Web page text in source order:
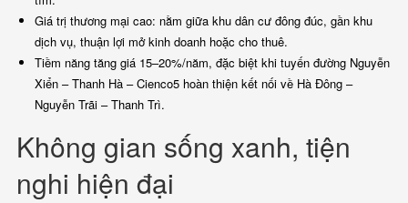
Giá trị thương mại cao: nằm giữa khu dân cư đông đúc, gần khu
dịch vụ, thuận lợi mở kinh doanh hoặc cho thuê.
Tiềm năng tăng giá 15–20%/năm, đặc biệt khi tuyến đường Nguyễn
Xiển – Thanh Hà – Cienco5 hoàn thiện kết nối về Hà Đông –
Nguyễn Trãi – Thanh Trì.
Không gian sống xanh, tiện
nghi hiện đại